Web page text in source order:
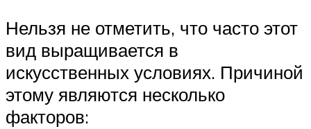
Нельзя не отметить, что часто этот
вид выращивается в
искусственных условиях. Причиной
этому являются несколько
факторов: